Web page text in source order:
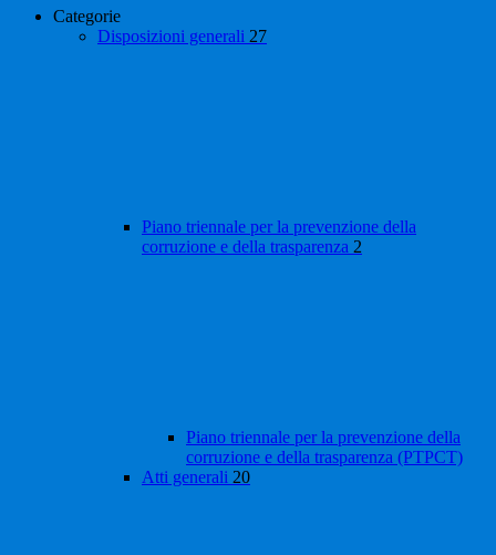
Categorie
Disposizioni generali 27
Piano triennale per la prevenzione della
corruzione e della trasparenza 2
Piano triennale per la prevenzione della
corruzione e della trasparenza (PTPCT)
Atti generali 20